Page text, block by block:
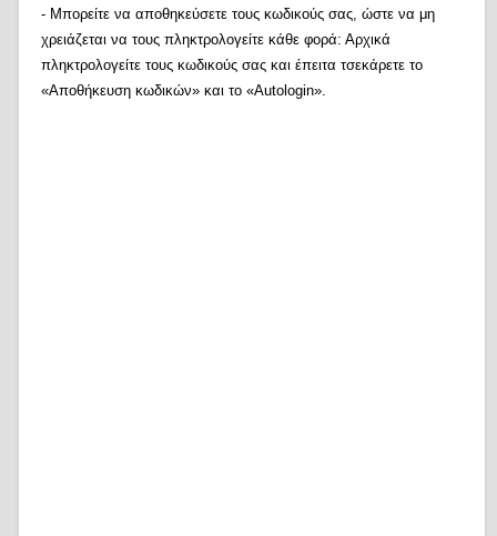
- Μπορείτε να αποθηκεύσετε τους κωδικούς σας, ώστε να μη
χρειάζεται να τους πληκτρολογείτε κάθε φορά: Αρχικά
πληκτρολογείτε τους κωδικούς σας και έπειτα τσεκάρετε το
«Αποθήκευση κωδικών» και το «Autologin».